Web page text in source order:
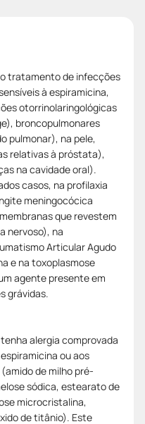
tratamento de infecções
à espiramicina,
otorrinolaringológicas
broncopulmonares
pulmonar), na pele,
relativas à próstata),
na cavidade oral).
casos, na profilaxia
meningocócica
que revestem
nervoso), na
Articular Agudo
e na toxoplasmose
agente presente em
grávidas.
alergia comprovada
ou aos
de milho pré-
sódica, estearato de
microcristalina,
de titânio). Este